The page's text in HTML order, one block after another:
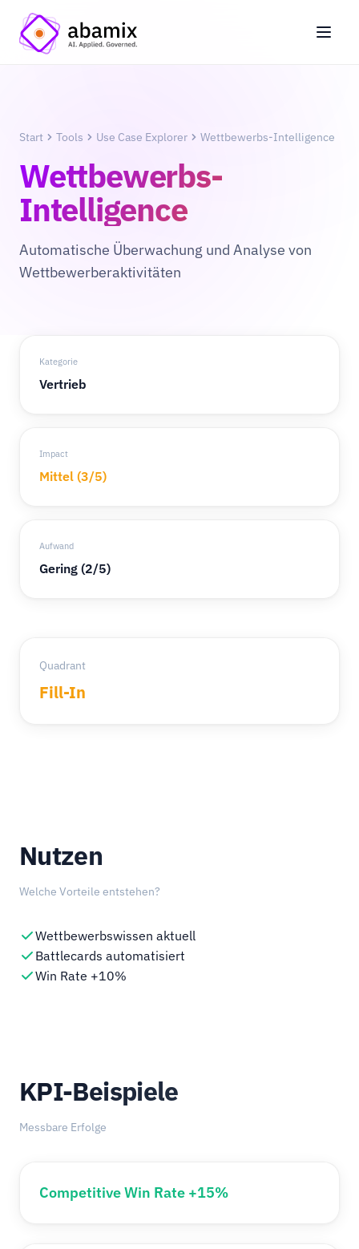
Start Tools Use Case Explorer Wettbewerbs-Intelligence
Wettbewerbs-
Intelligence
Automatische Überwachung und Analyse von
Wettbewerberaktivitäten
Kategorie
Vertrieb
Impact
Mittel (3/5)
Aufwand
Gering (2/5)
Quadrant
Fill-In
Nutzen
Welche Vorteile entstehen?
Wettbewerbswissen aktuell
Battlecards automatisiert
Win Rate +10%
KPI-Beispiele
Messbare Erfolge
Competitive Win Rate +15%